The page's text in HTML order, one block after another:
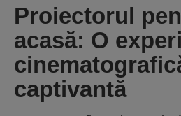
Proiectorul
acasă: O
captivantă